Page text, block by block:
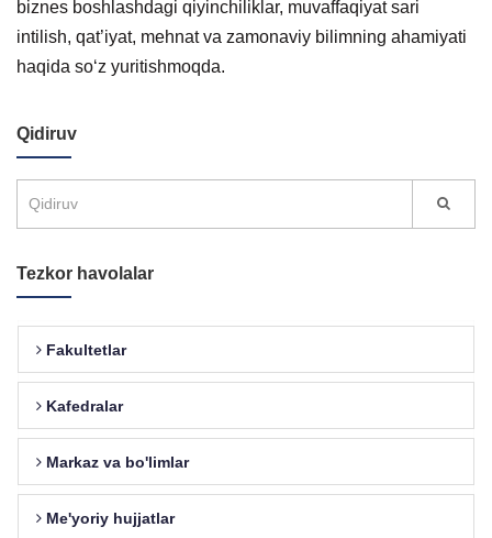
biznes boshlashdagi qiyinchiliklar, muvaffaqiyat sari
intilish, qat’iyat, mehnat va zamonaviy bilimning ahamiyati
haqida so‘z yuritishmoqda.
Qidiruv
Tezkor havolalar
Fakultetlar
Kafedralar
Markaz va bo'limlar
Me'yoriy hujjatlar